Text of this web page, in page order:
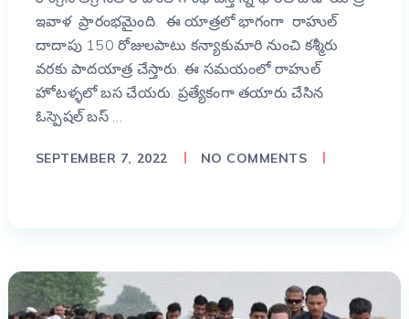
ఇవాళ ప్రారంభమైంది. ఈ యాత్రలో భాగంగా రాహుల్
దాదాపు 150 రోజులపాటు కన్యాకుమారి నుంచి కశ్మీరు
వరకు పాదయాత్ర చేస్తారు. ఈ సమయంలో రాహుల్
హోటళ్ళలో బస చేయరు. ప్రత్యేకంగా తయారు చేసిన
ఓస్పెషల్ బస్ …
SEPTEMBER 7, 2022 NO COMMENTS